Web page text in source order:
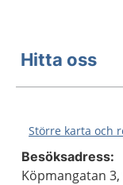
Hitta oss
Större karta och
Besöksadress:
Köpmangatan